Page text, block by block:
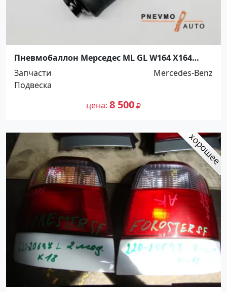
Пневмобаллон Мерседес ML GL W164 X164
передний Краснодар
Запчасти
Mercedes-Benz
Подвеска
цена 8 500